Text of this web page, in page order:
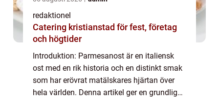
redaktionel
Catering kristianstad för fest, företag
och högtider
Introduktion: Parmesanost är en italiensk
ost med en rik historia och en distinkt smak
som har erövrat matälskares hjärtan över
hela världen. Denna artikel ger en grundlig